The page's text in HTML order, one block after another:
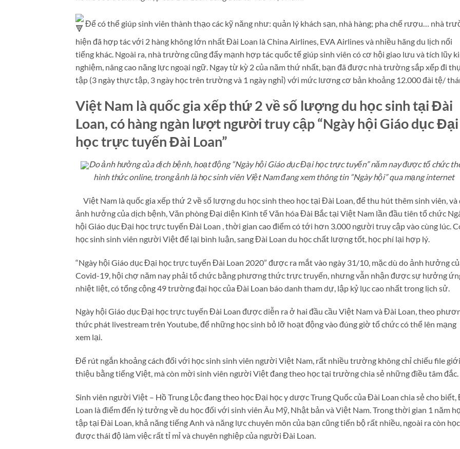
Để có thể giúp sinh viên thành thạo các kỹ năng như: quản lý khách sạn, nhà hàng; pha chế rượu… nhà
hiện đã hợp tác với 2 hàng không lớn nhất Đài Loan là China Airlines, EVA Airlines và nhiều hãng du lịch nổi
tiếng khác. Ngoài ra, nhà trường cũng đẩy mạnh hợp tác quốc tế giúp sinh viên có cơ hội giao lưu và tích lũy
nghiệm, nâng cao năng lực ngoại ngữ. Ngay từ kỳ 2 của năm thứ nhất, bạn đã được nhà trường sắp xếp đi
tập (3 ngày thực tập, 3 ngày học trên trường và 1 ngày nghỉ) với mức lương cơ bản khoảng 12.000 đài tệ/
Việt Nam là quốc gia xếp thứ 2 về số lượng du học sinh tại Đài
Loan, có hàng ngàn lượt người truy cập “Ngày hội Giáo dục Đại
học trực tuyến Đài Loan”
Do ảnh hưởng của dịch bệnh, hoạt động “Ngày hội Giáo dục Đại học trực tuyến” năm nay được tổ chức
hình thức online, trong ảnh là học sinh viên Việt Nam đang xem thông tin “Ngày hội” qua mạng internet
Việt Nam là quốc gia xếp thứ 2 về số lượng du học sinh theo học tại Đài Loan, để thu hút thêm sinh viên, và
ảnh hưởng của dịch bệnh, Văn phòng Đại diện Kinh tế Văn hóa Đài Bắc tại Việt Nam lần đầu tiên tổ chức
hội Giáo dục Đại học trực tuyến Đài Loan , thời gian cao điểm có tới hơn 3.000 người truy cập vào cùng lúc.
học sinh sinh viên người Việt để lại bình luận, sang Đài Loan du học chất lượng tốt, học phí lại hợp lý.
“Ngày hội Giáo dục Đại học trực tuyến Đài Loan 2020” được ra mắt vào ngày 31/10, mặc dù do ảnh hưởng
Covid-19, hội chợ năm nay phải tổ chức bằng phương thức trực truyến, nhưng vẫn nhận được sự hưởng
nhiệt liệt, có tổng cộng 49 trường đại học của Đài Loan báo danh tham dự, lập kỷ lục cao nhất trong lịch sử.
Ngày hội Giáo dục Đại học trực tuyến Đài Loan được diễn ra ở hai đầu cầu Việt Nam và Đài Loan, theo
thức phát livestream trên Youtube, để những học sinh bỏ lỡ hoạt động vào đúng giờ tổ chức có thể lên mạng
xem lại.
Để rút ngắn khoảng cách đối với học sinh sinh viên người Việt Nam, rất nhiều trường không chỉ chiếu file giới
thiệu bằng tiếng Việt, mà còn mời sinh viên người Việt đang theo học tại trường chia sẻ những điều tâm đắc.
Sinh viên người Việt – Hồ Trung Lộc đang theo học Đại học y dược Trung Quốc của Đài Loan chia sẻ cho biết,
Loan là điểm đến lý tưởng về du học đối với sinh viên Âu Mỹ, Nhật bản và Việt Nam. Trong thời gian 1 năm
tập tại Đài Loan, khả năng tiếng Anh và năng lực chuyên môn của bạn cũng tiến bộ rất nhiều, ngoài ra còn học
được thái độ làm việc rất tỉ mỉ và chuyên nghiệp của người Đài Loan.